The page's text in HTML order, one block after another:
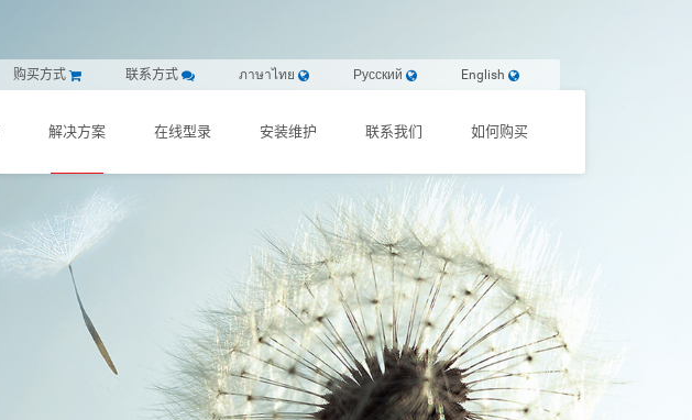
解决方案 在线型录 安装维护 联系我们 如何购买
English
Русский
ภาษาไทย
联系方式
购买方式